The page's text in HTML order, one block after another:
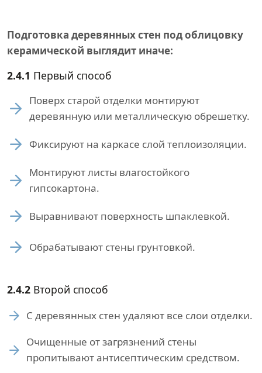
Подготовка деревянных стен под облицовку
керамической выглядит иначе:
2.4.1 Первый способ
Поверх старой отделки монтируют
деревянную или металлическую обрешетку.
Фиксируют на каркасе слой теплоизоляции.
Монтируют листы влагостойкого
гипсокартона.
Выравнивают поверхность шпаклевкой.
Обрабатывают стены грунтовкой.
2.4.2 Второй способ
С деревянных стен удаляют все слои отделки.
Очищенные от загрязнений стены
пропитывают антисептическим средством.